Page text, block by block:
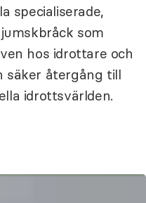
specialiserade,
som
hos idrottare och
säker återgång till
idrottsvärlden.